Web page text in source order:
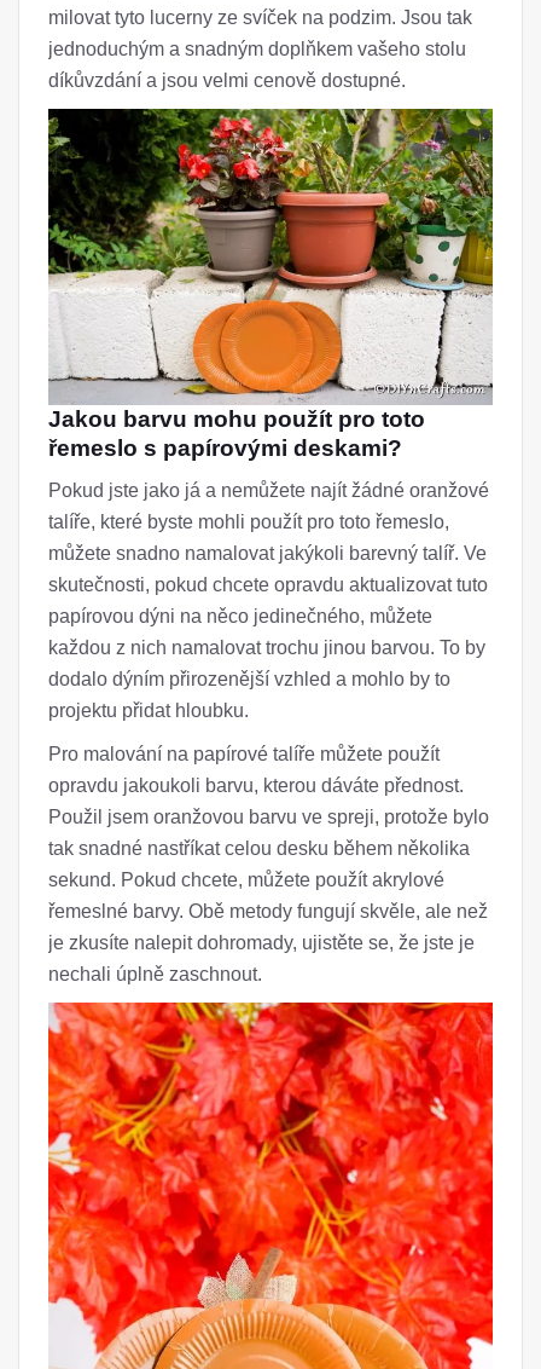
milovat tyto lucerny ze svíček na podzim. Jsou tak
jednoduchým a snadným doplňkem vašeho stolu
díkůvzdání a jsou velmi cenově dostupné.
Jakou barvu mohu použít pro toto
řemeslo s papírovými deskami?
Pokud jste jako já a nemůžete najít žádné oranžové
talíře, které byste mohli použít pro toto řemeslo,
můžete snadno namalovat jakýkoli barevný talíř. Ve
skutečnosti, pokud chcete opravdu aktualizovat tuto
papírovou dýni na něco jedinečného, ​​můžete
každou z nich namalovat trochu jinou barvou. To by
dodalo dýním přirozenější vzhled a mohlo by to
projektu přidat hloubku.
Pro malování na papírové talíře můžete použít
opravdu jakoukoli barvu, kterou dáváte přednost.
Použil jsem oranžovou barvu ve spreji, protože bylo
tak snadné nastříkat celou desku během několika
sekund. Pokud chcete, můžete použít akrylové
řemeslné barvy. Obě metody fungují skvěle, ale než
je zkusíte nalepit dohromady, ujistěte se, že jste je
nechali úplně zaschnout.